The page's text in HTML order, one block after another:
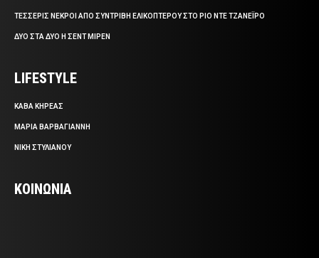
ΤΕΣΣΕΡΙΣ ΝΕΚΡΟΙ ΑΠΟ ΣΥΝΤΡΙΒΗ ΕΛΙΚΟΠΤΕΡΟΥ ΣΤΟ ΡΙΟ ΝΤΕ ΤΖΑΝΕΪΡΟ
ΔΥΟ ΣΤΑ ΔΥΟ Η ΣΕΝΤ ΜΙΡΕΝ
LIFESTYLE
ΚΑΒΑ ΚΗΡΕΑΣ
ΜΑΡΙΑ ΒΑΡΒΑΓΙΑΝΝΗ
ΝΙΚΗ ΣΤΥΛΙΑΝΟΥ
ΚΟΙΝΩΝΙΑ